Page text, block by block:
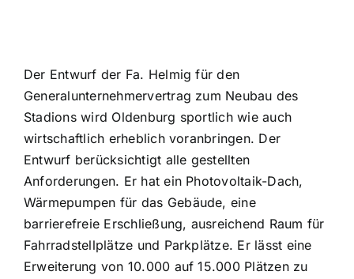
Der Entwurf der Fa. Helmig für den
Generalunternehmervertrag zum Neubau des
Stadions wird Oldenburg sportlich wie auch
wirtschaftlich erheblich voranbringen. Der
Entwurf berücksichtigt alle gestellten
Anforderungen. Er hat ein Photovoltaik-Dach,
Wärmepumpen für das Gebäude, eine
barrierefreie Erschließung, ausreichend Raum für
Fahrradstellplätze und Parkplätze. Er lässt eine
Erweiterung von 10.000 auf 15.000 Plätzen zu